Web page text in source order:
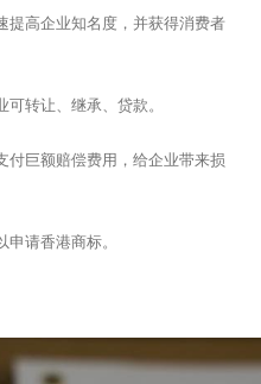
高企业知名度，并获得消费者
转让、继承、贷款。
巨额赔偿费用，给企业带来损
请香港商标。